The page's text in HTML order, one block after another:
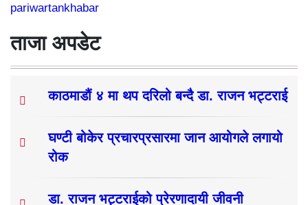
pariwartankhabar
ताजा अपडेट
काठमाडौं ४ मा थप दरिलो बन्दै डा. राजन भट्टराई
घण्टी बोकेर प्रचारप्रसारमा जान आयोगले लगायो
रोक
डा. राजन भट्टराईको प्रेरणादायी जीवनी